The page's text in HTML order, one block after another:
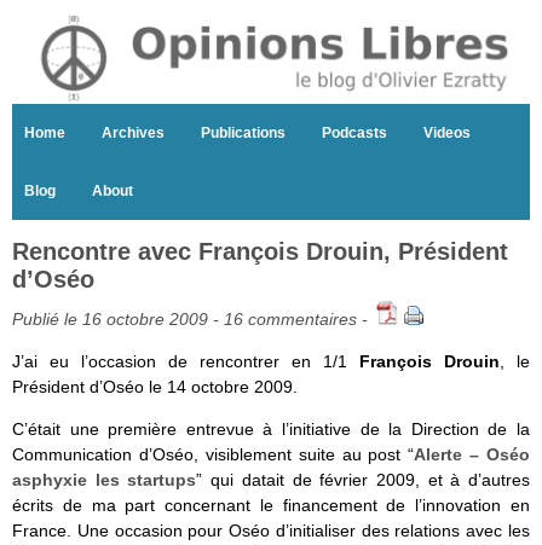
Home Archives Publications Podcasts Videos
Blog About
Rencontre avec François Drouin, Président
d’Oséo
Publié le 16 octobre 2009 - 16 commentaires -
J’ai eu l’occasion de rencontrer en 1/1 François Drouin , le
Président d’Oséo le 14 octobre 2009.
C’était une première entrevue à l’initiative de la Direction de la
Communication d’Oséo, visiblement suite au post “Alerte – Oséo
asphyxie les startups” qui datait de février 2009, et à d’autres
écrits de ma part concernant le financement de l’innovation en
France. Une occasion pour Oséo d’initialiser des relations avec les